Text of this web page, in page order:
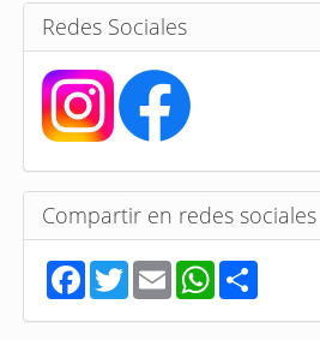
Redes Sociales
Compartir en redes sociales
F
a
c
e
T
w
t
E
m
a
i
W
h
a
t
S
h
r